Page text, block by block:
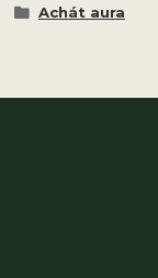
Achát aura